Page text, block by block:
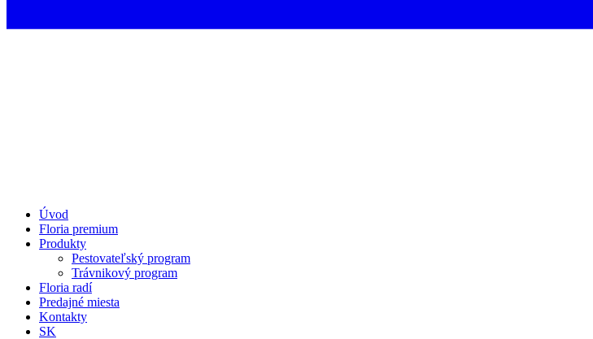
Úvod
Floria premium
Produkty
Pestovateľský program
Trávnikový program
Floria radí
Predajné miesta
Kontakty
SK